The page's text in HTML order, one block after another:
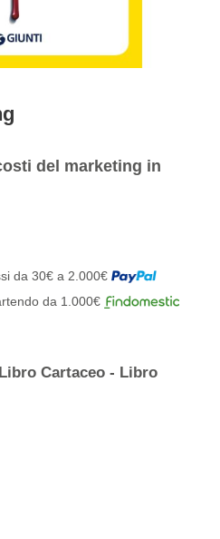
del marketing in
da 30€ a 2.000€
da 1.000€
Cartaceo - Libro